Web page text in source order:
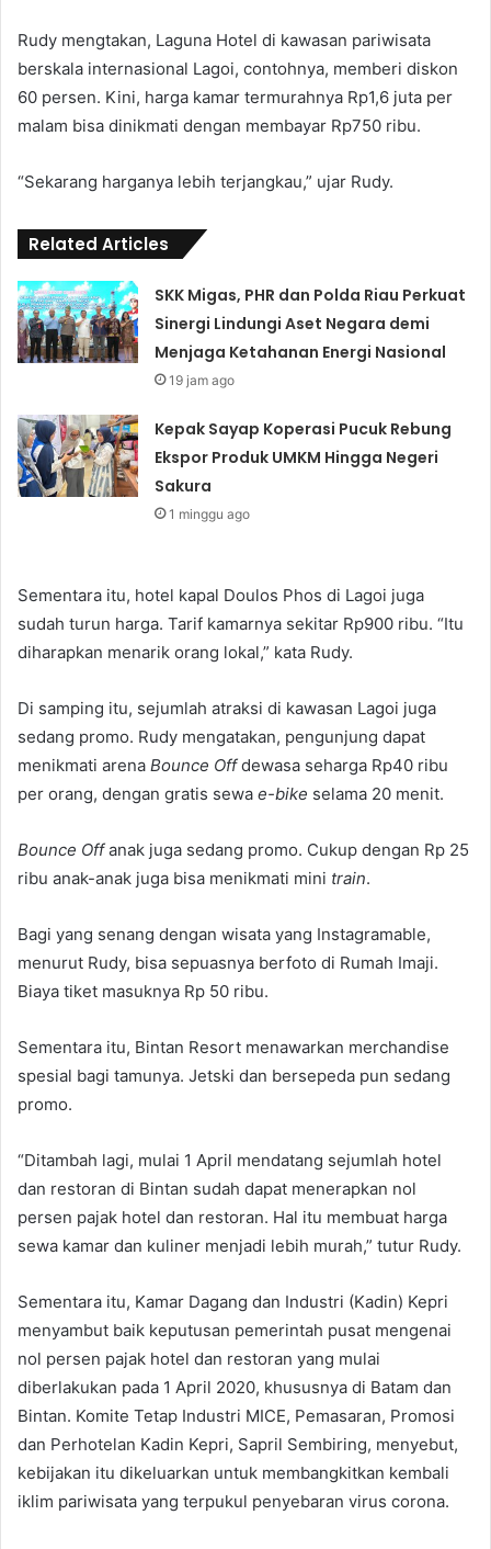
Rudy mengtakan, Laguna Hotel di kawasan pariwisata
berskala internasional Lagoi, contohnya, memberi diskon
60 persen. Kini, harga kamar termurahnya Rp1,6 juta per
malam bisa dinikmati dengan membayar Rp750 ribu.
“Sekarang harganya lebih terjangkau,” ujar Rudy.
Related Articles
SKK Migas, PHR dan Polda Riau Perkuat
Sinergi Lindungi Aset Negara demi
Menjaga Ketahanan Energi Nasional
19 jam ago
Kepak Sayap Koperasi Pucuk Rebung
Ekspor Produk UMKM Hingga Negeri
Sakura
1 minggu ago
Sementara itu, hotel kapal Doulos Phos di Lagoi juga
sudah turun harga. Tarif kamarnya sekitar Rp900 ribu. “Itu
diharapkan menarik orang lokal,” kata Rudy.
Di samping itu, sejumlah atraksi di kawasan Lagoi juga
sedang promo. Rudy mengatakan, pengunjung dapat
menikmati arena Bounce Offdewasa seharga Rp40 ribu
per orang, dengan gratis sewa e-bike selama 20 menit.
Bounce Offanak juga sedang promo. Cukup dengan Rp 25
ribu anak-anak juga bisa menikmati mini train.
Bagi yang senang dengan wisata yang Instagramable,
menurut Rudy, bisa sepuasnya berfoto di Rumah Imaji.
Biaya tiket masuknya Rp 50 ribu.
Sementara itu, Bintan Resort menawarkan merchandise
spesial bagi tamunya. Jetski dan bersepeda pun sedang
promo.
“Ditambah lagi, mulai 1 April mendatang sejumlah hotel
dan restoran di Bintan sudah dapat menerapkan nol
persen pajak hotel dan restoran. Hal itu membuat harga
sewa kamar dan kuliner menjadi lebih murah,” tutur Rudy.
Sementara itu, Kamar Dagang dan Industri (Kadin) Kepri
menyambut baik keputusan pemerintah pusat mengenai
nol persen pajak hotel dan restoran yang mulai
diberlakukan pada 1 April 2020, khususnya di Batam dan
Bintan. Komite Tetap Industri MICE, Pemasaran, Promosi
dan Perhotelan Kadin Kepri, Sapril Sembiring, menyebut,
kebijakan itu dikeluarkan untuk membangkitkan kembali
iklim pariwisata yang terpukul penyebaran virus corona.